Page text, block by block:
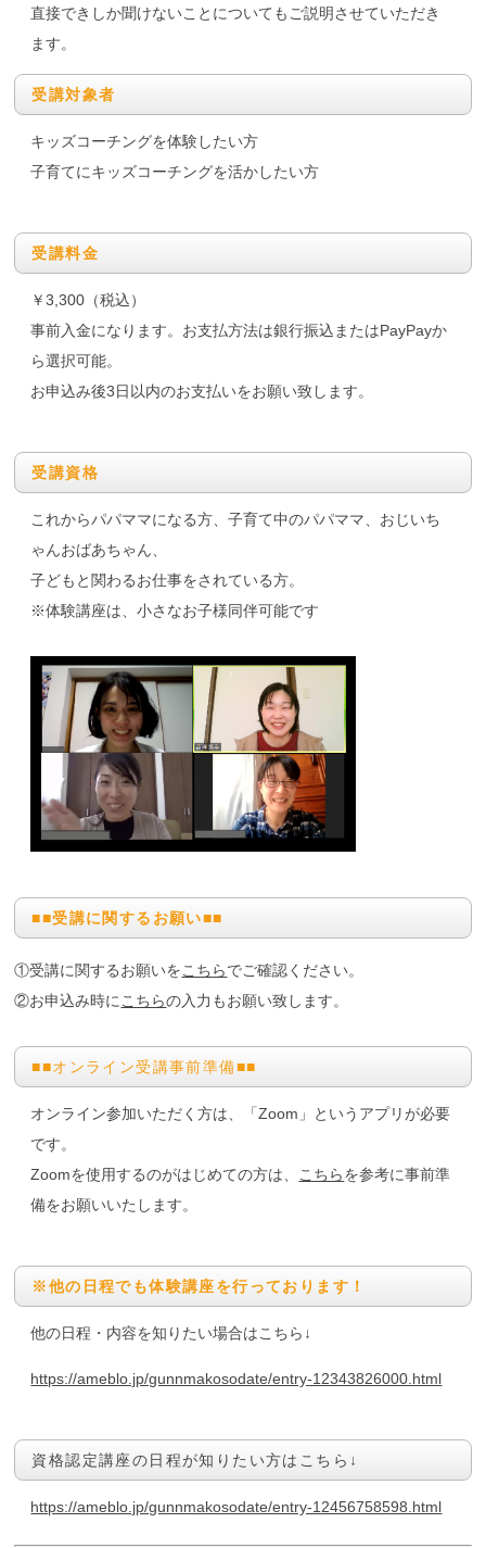
直接できしか聞けないことについてもご説明させていただき
ます。
受講対象者
キッズコーチングを体験したい方
子育てにキッズコーチングを活かしたい方
受講料金
￥3,300（税込）
事前入金になります。お支払方法は銀行振込またはPayPayか
ら選択可能。
お申込み後3日以内のお支払いをお願い致します。
受講資格
これからパパママになる方、子育て中のパパママ、おじいち
ゃんおばあちゃん、
子どもと関わるお仕事をされている方。
※体験講座は、小さなお子様同伴可能です
■■受講に関するお願い■■
①受講に関するお願いをこちらでご確認ください。
②お申込み時にこちらの入力もお願い致します。
■■オンライン受講事前準備■■
オンライン参加いただく方は、「Zoom」というアプリが必要
です。
Zoomを使用するのがはじめての方は、 こちらを参考に事前準
備をお願いいたします。
※他の日程でも体験講座を行っております！
他の日程・内容を知りたい場合はこちら↓
https://ameblo.jp/gunnmakosodate/entry-12343826000.html
資格認定講座の日程が知りたい方はこちら↓
https://ameblo.jp/gunnmakosodate/entry-12456758598.html